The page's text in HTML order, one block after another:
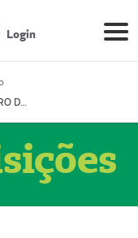
Login
Prestador CENTRO DE ONCOLOGIA